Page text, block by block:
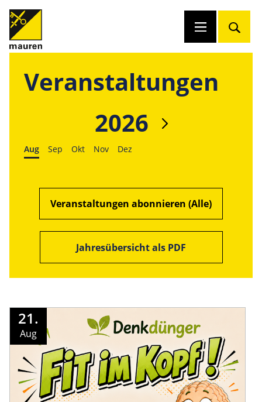
Veranstaltungen
2026
Aug Sep Okt Nov Dez
Veranstaltungen abonnieren (Alle)
Jahresübersicht als PDF
21.
Aug